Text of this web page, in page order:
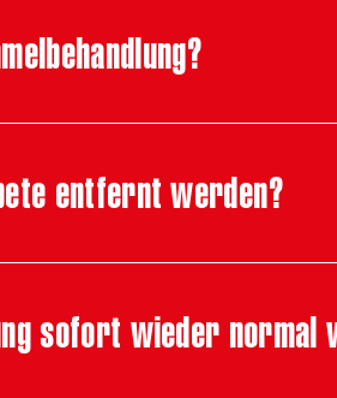
entfernt werden?
sofort wieder normal